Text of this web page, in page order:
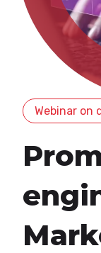
Webinar on